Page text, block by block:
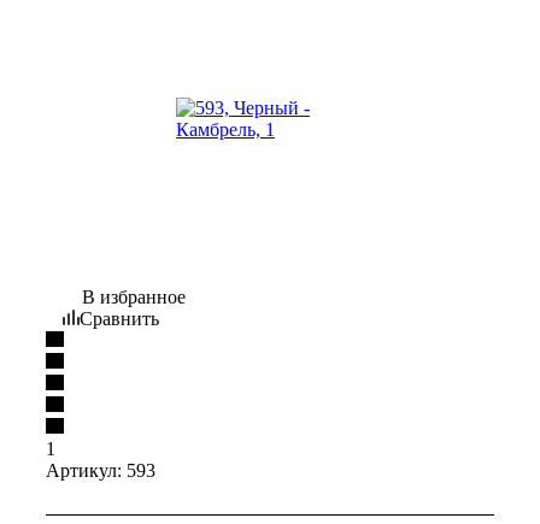
В избранное
Сравнить
1
Артикул: 593